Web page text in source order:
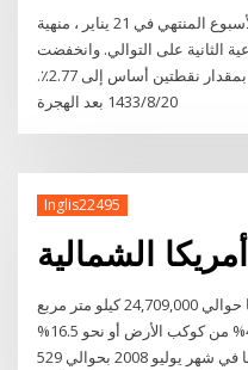
تراجعت معدلات الرهن العقاري في الأسبوع المنتهي في 21 يناير ، منهية
الثانية على التوالي. وانخفضت
أسعار الفائدة الثابتة لمدة 30 عامًا بمقدار نقطتين أساس إلى 2.77٪.
20‏‏/8‏‏/1433 بعد الهجرة
Inglis22495
الشمالية
تغطي أمريكا الشمالية مساحة قدرها حوالي 24,709,000 كيلو متر مربع
(9,540,000 ميل مربع)، أي حوالي 4.8% من كوكب الأرض أو نحو 16.5%
من مساحة أراضيها. بلغ عدد سكانها في شهر يوليو 2008 بحوالي 529